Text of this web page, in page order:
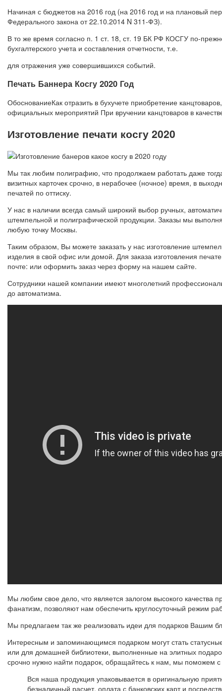
Начиная с бюджетов на 2016 год (на 2016 год и на плановый
Федерального закона от 22.10.2014 N 311-ФЗ).
В то же время согласно п. 1 ст. 18, ст. 19 БК РФ КОСГУ по-
бухгалтерского учета и составления отчетности, т.е.
для отражения уже совершившихся событий.
Печать Баннера Косгу 2020 Год
ОбоснованиеКак отразить в бухучете приобретение
официальных мероприятий При вручении канцтоваров в
Изготовление печати косгу 2020
Мы так любим полиграфию, что продолжаем работать даже
визитных карточек срочно, в нерабочее (ночное) время, в
печатей по оттиску.
У нас в наличии всегда самый широкий выбор ручных,
штемпельной и полиграфической продукции. Заказы мы
любую точку Москвы.
Таким образом, Вы можете заказать у нас изготовление
изделия в свой офис или домой. Для заказа изготовления
почте: или оформить заказ через форму на нашем сайте.
Сотрудники нашей компании имеют многолетний
до автоматизма.
Мы любим свое дело, что является залогом высокого качества
фанатизм, позволяют нам обеспечить круглосуточный режим
Мы предлагаем так же реализовать идеи для подарков Вашим
Интересным и запоминающимся подарком могут стать
или для домашней библиотеки, выполненные на элитных
срочно нужно найти подарок, обращайтесь к нам, мы поможем
Вся наша продукция упаковывается в оригинальную
безналичный расчет, оплата с банковских карт и